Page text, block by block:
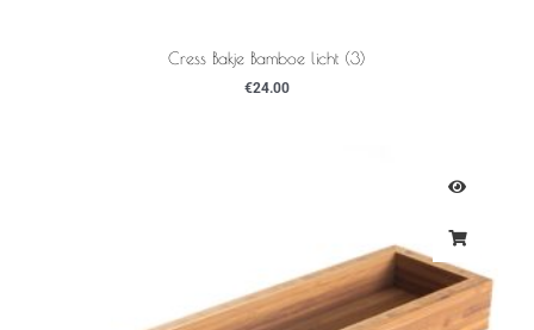
Cress Bakje Bamboe licht (3)
€24.00